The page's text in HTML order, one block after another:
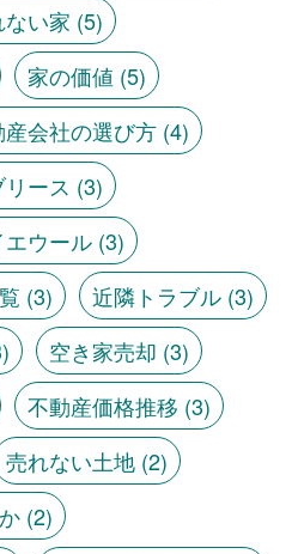
い家 (5)
家の価値 (5)
会社の選び方(4)
ース (3)
エウール(3)
(3) 近隣トラブル(3)
空き家売却 (3)
不動産価格推移 (3)
売れない土地(2)
(2)